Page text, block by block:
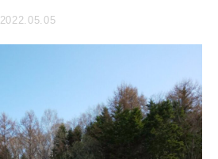
2022.05.05